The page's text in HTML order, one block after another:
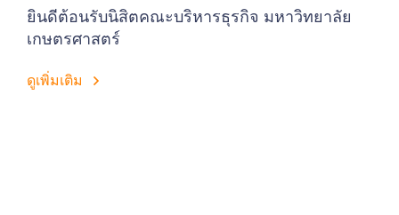
ยินดีต้อนรับนิสิตคณะบริหารธุรกิจ มหาวิทยาลัย
เกษตรศาสตร์
ดูเพิ่มเติม